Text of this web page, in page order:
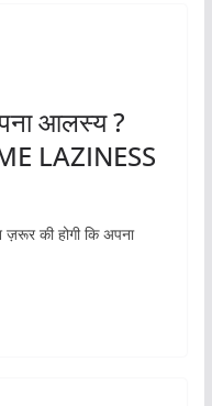
आलस्य ?
LAZINESS
की होगी कि अपना